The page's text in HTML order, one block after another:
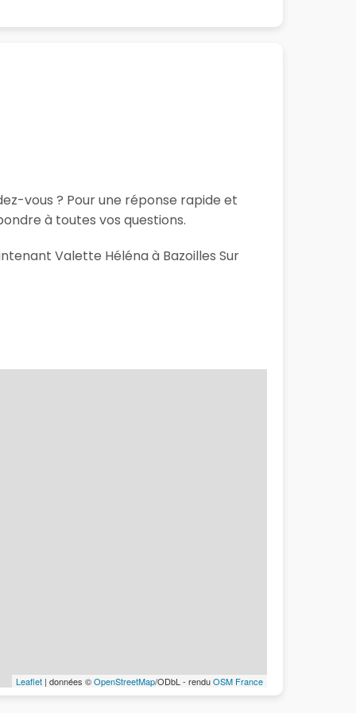
vous ? Pour une réponse rapide et
à toutes vos questions.
Valette Héléna à Bazoilles Sur
Leaflet | données ©OpenStreetMap/ODbL - renduOSM France